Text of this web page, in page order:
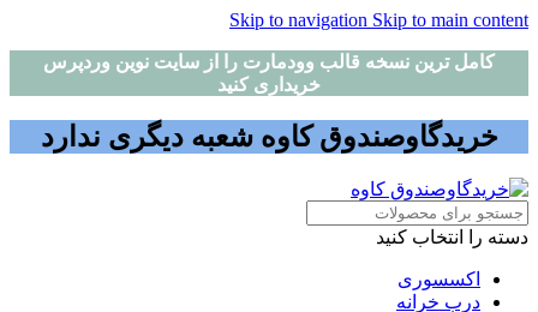
Skip to navigation Skip to main content
کامل ترین نسخه قالب وودمارت را از سایت نوین وردپرس
خریداری کنید
خریدگاوصندوق کاوه شعبه دیگری ندارد
دسته را انتخاب کنید
اکسسوری
درب خرانه